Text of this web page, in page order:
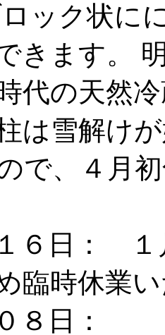
ック状に
きます。
代の天然
は雪解け
で、４月
６日： １
臨時休業
８日：